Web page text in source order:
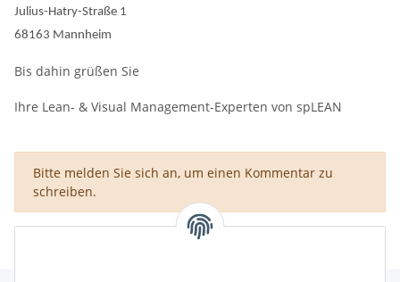
Julius-Hatry-Straße 1
68163 Mannheim
Bis dahin grüßen Sie
Ihre Lean- & Visual Management-Experten von spLEAN
x
Bitte melden Sie sich an, um einen Kommentar zu
schreiben.